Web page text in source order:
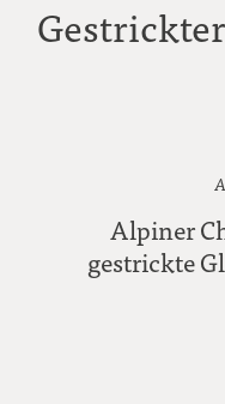
Alpiner
gestrickte